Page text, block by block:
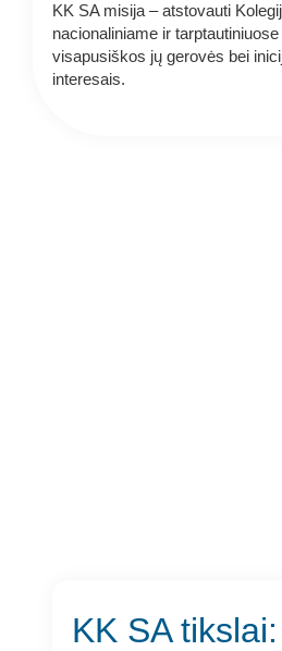
KK SA misija – atstovauti
nacionaliniame ir
visapusiškos jų gerovės bei
interesais.
KK SA tikslai: